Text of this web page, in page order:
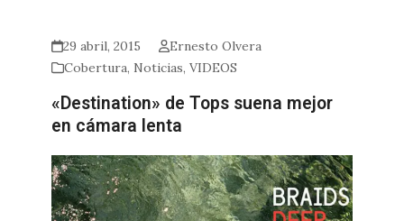
29 abril, 2015
Ernesto Olvera
Cobertura, Noticias,VIDEOS
«Destination» de Tops suena mejor
en cámara lenta